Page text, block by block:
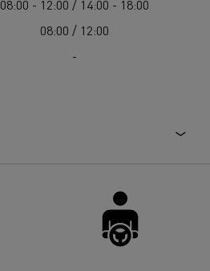
08:00 - 12:00 / 14:00 - 18:00
08:00 / 12:00
-